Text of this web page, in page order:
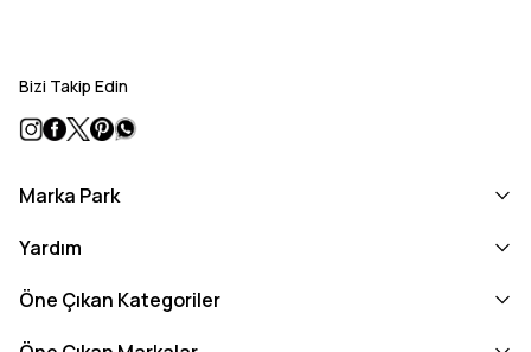
Bizi Takip Edin
Marka Park
Yardım
Öne Çıkan Kategoriler